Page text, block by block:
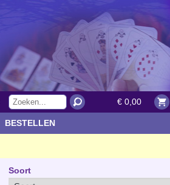
€ 0,00
BESTELLEN
Soort